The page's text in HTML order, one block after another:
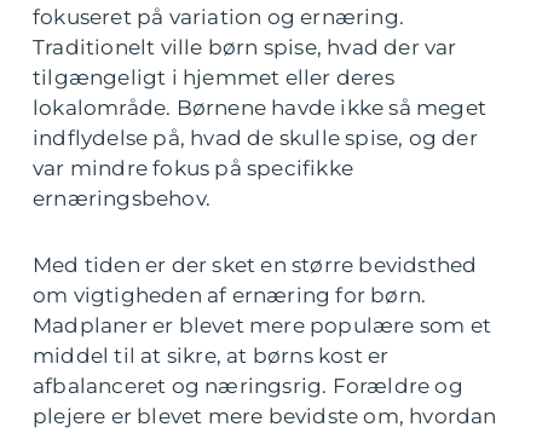
fokuseret på variation og ernæring.
Traditionelt ville børn spise, hvad der var
tilgængeligt i hjemmet eller deres
lokalområde. Børnene havde ikke så meget
indflydelse på, hvad de skulle spise, og der
var mindre fokus på specifikke
ernæringsbehov.
Med tiden er der sket en større bevidsthed
om vigtigheden af ernæring for børn.
Madplaner er blevet mere populære som et
middel til at sikre, at børns kost er
afbalanceret og næringsrig. Forældre og
plejere er blevet mere bevidste om, hvordan